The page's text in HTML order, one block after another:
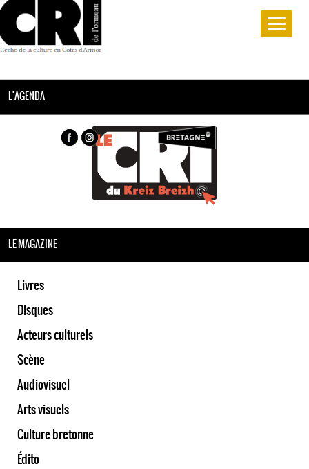
L'AGENDA
LE MAGAZINE
Livres
Disques
Acteurs culturels
Scène
Audiovisuel
Arts visuels
Culture bretonne
Édito